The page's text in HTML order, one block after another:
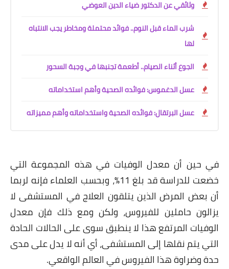
وثائقي عن الدكتور ضياء الدين العوضي
شرب الماء قبل النوم.. فوائد محتملة ومخاطر يجب الانتباه
لها
الجوع أثناء الصيام.. أطعمة تجنبها في وجبة السحور
عسل الدغموس: فوائده الصحية وأهم استخداماته
عسل البرتقال: فوائده الصحية واستخداماته وأهم مميزاته
في حين أن معدل الوفيات في هذه المجموعة التي
خضعت للدراسة قد بلغ 11٪، وبحسب العلماء فإنه لربما
أن بعض المرض الذين يتلقون العلاج في المستشفى لا
يزالون حاملين للفيروس، ولكن ومع ذلك فإن معدل
الوفيات المرتفع هذا لا ينطبق سوى على الحالات الحادة
التي يتم نقلها إلى المستشفى، أي أنه لا يدل على مدى
حدة وضراوة هذا الفيروس في العالم الواقعي.